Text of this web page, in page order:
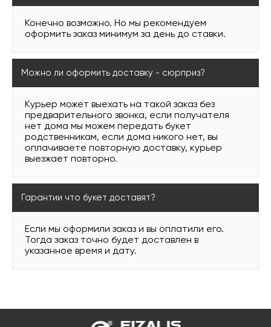
Конечно возможно. Но мы рекомендуем
оформить заказ минимум за день до ставки.
Можно ли оформить доставку - сюрприз?
Курьер может выехать на такой заказ без
предварительного звонка, если получателя
нет дома мы можем передать букет
родственникам, если дома никого нет, вы
оплачиваете повторную доставку, курьер
выезжает повторно.
Гарантии что букет доставят?
Если мы оформили заказ и вы оплатили его.
Тогда заказ точно будет доставлен в
указанное время и дату.